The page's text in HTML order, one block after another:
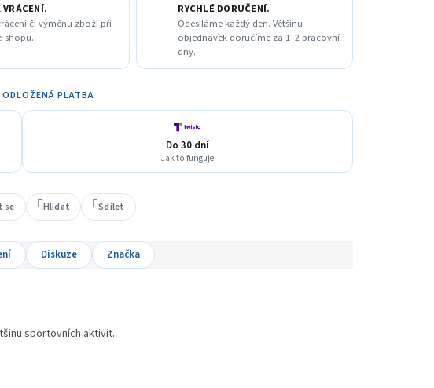
či výměnu zboží při
shopu.
RYCHLÉ DORUČENÍ.
Odesíláme každý den. Většinu
objednávek doručíme za 1–2 pracovní
dny.
ODLOŽENÁ PLATBA
Do 30 dní
Jak to funguje
se Hlídat Sdílet
Diskuze Značka
sportovních aktivit.